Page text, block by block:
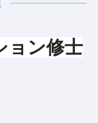
ョン修士